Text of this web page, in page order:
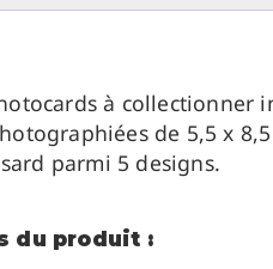
à collectionner
de 5,5 x
parmi 5 designs.
du produit :